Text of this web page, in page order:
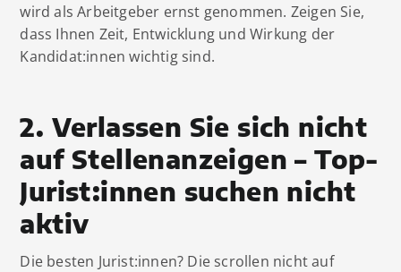
wird als Arbeitgeber ernst genommen. Zeigen Sie,
dass Ihnen Zeit, Entwicklung und Wirkung der
Kandidat:innen wichtig sind.
2. Verlassen Sie sich nicht
auf Stellenanzeigen – Top-
Jurist:innen suchen nicht
aktiv
Die besten Jurist:innen? Die scrollen nicht auf